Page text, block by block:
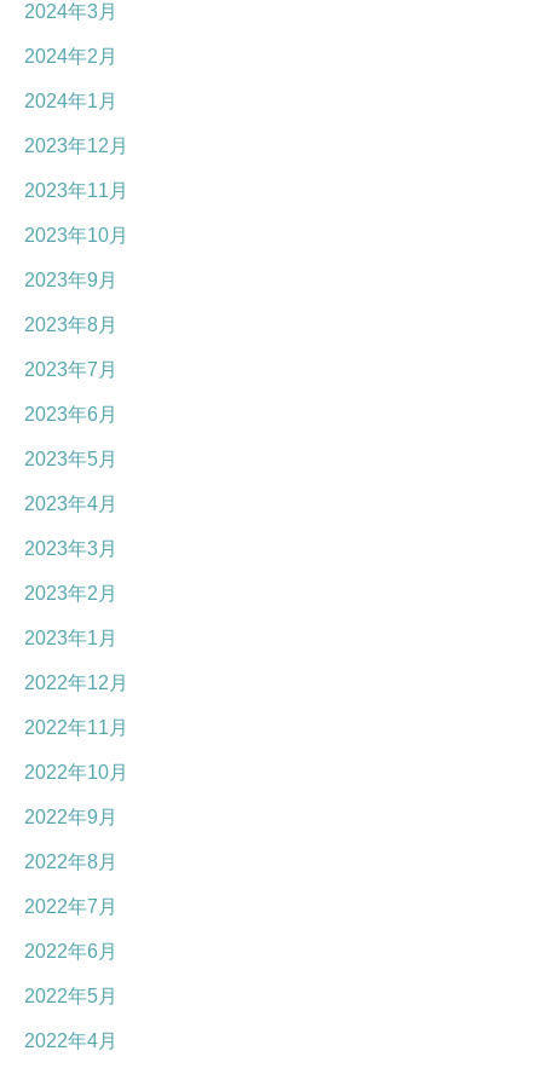
2024年3月
2024年2月
2024年1月
2023年12月
2023年11月
2023年10月
2023年9月
2023年8月
2023年7月
2023年6月
2023年5月
2023年4月
2023年3月
2023年2月
2023年1月
2022年12月
2022年11月
2022年10月
2022年9月
2022年8月
2022年7月
2022年6月
2022年5月
2022年4月